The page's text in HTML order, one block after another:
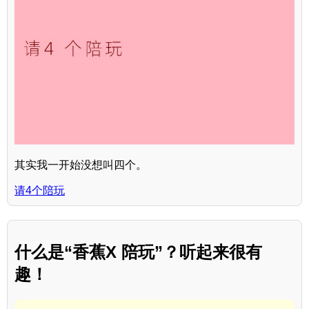
其实我一开始没想叫四个。
请4个陪玩
什么是“香蕉X 陪玩”？听起来很有
趣！